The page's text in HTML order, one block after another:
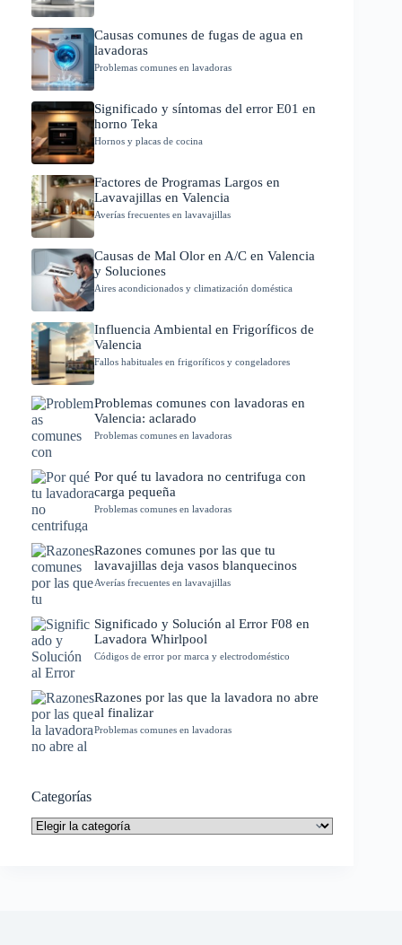
Causas comunes de fugas de agua en
lavadoras
Problemas comunes en lavadoras
Significado y síntomas del error E01 en
horno Teka
Hornos y placas de cocina
Factores de Programas Largos en
Lavavajillas en Valencia
Averías frecuentes en lavavajillas
Causas de Mal Olor en A/C en Valencia
y Soluciones
Aires acondicionados y climatización doméstica
Influencia Ambiental en Frigoríficos de
Valencia
Fallos habituales en frigoríficos y congeladores
Problemas comunes con lavadoras en
Valencia: aclarado
Problemas comunes en lavadoras
Por qué tu lavadora no centrifuga con
carga pequeña
Problemas comunes en lavadoras
Razones comunes por las que tu
lavavajillas deja vasos blanquecinos
Averías frecuentes en lavavajillas
Significado y Solución al Error F08 en
Lavadora Whirlpool
Códigos de error por marca y electrodoméstico
Razones por las que la lavadora no abre
al finalizar
Problemas comunes en lavadoras
Categorías
Categorías